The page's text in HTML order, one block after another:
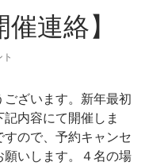
連絡】
ざいます。新年最初
内容にて開催しま
ので、予約キャンセ
いします。４名の場